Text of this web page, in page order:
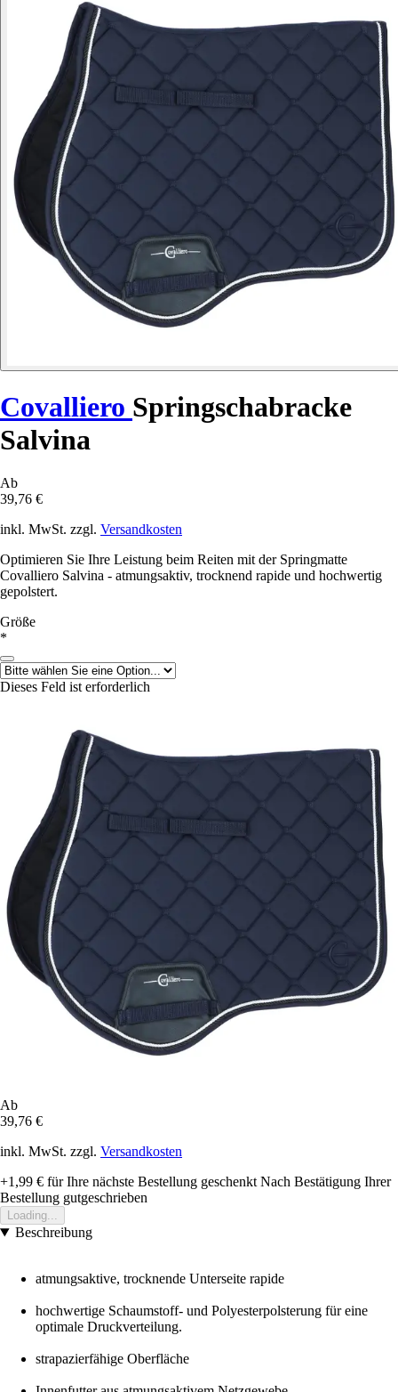
Covalliero Springschabracke
Salvina
Ab
39,76 €
inkl. MwSt. zzgl. Versandkosten
Optimieren Sie Ihre Leistung beim Reiten mit der Springmatte
Covalliero Salvina - atmungsaktiv, trocknend rapide und hochwertig
gepolstert.
Größe
*
Dieses Feld ist erforderlich
Ab
39,76 €
inkl. MwSt. zzgl. Versandkosten
+1,99 € für Ihre nächste Bestellung geschenkt Nach Bestätigung Ihrer
Bestellung gutgeschrieben
Loading...
Beschreibung
atmungsaktive, trocknende Unterseite rapide
hochwertige Schaumstoff- und Polyesterpolsterung für eine
optimale Druckverteilung.
strapazierfähige Oberfläche